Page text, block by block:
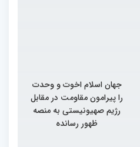
جهان اسلام اخوت و وحدت
را پیرامون مقاومت در مقابل
رژیم صهیونیستی به منصه
ظهور رسانده